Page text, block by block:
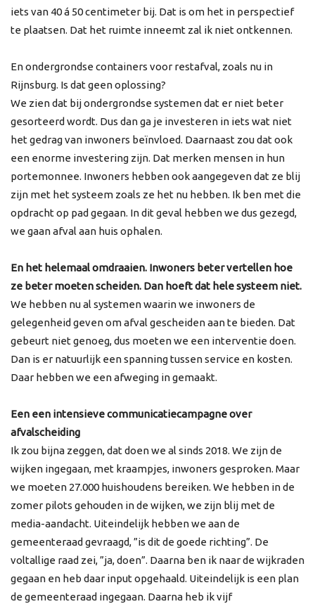
iets van 40 á 50 centimeter bij. Dat is om het in perspectief
te plaatsen. Dat het ruimte inneemt zal ik niet ontkennen.
En ondergrondse containers voor restafval, zoals nu in
Rijnsburg. Is dat geen oplossing?
We zien dat bij ondergrondse systemen dat er niet beter
gesorteerd wordt. Dus dan ga je investeren in iets wat niet
het gedrag van inwoners beïnvloed. Daarnaast zou dat ook
een enorme investering zijn. Dat merken mensen in hun
portemonnee. Inwoners hebben ook aangegeven dat ze blij
zijn met het systeem zoals ze het nu hebben. Ik ben met die
opdracht op pad gegaan. In dit geval hebben we dus gezegd,
we gaan afval aan huis ophalen.
En het helemaal omdraaien. Inwoners beter vertellen hoe
ze beter moeten scheiden. Dan hoeft dat hele systeem niet.
We hebben nu al systemen waarin we inwoners de
gelegenheid geven om afval gescheiden aan te bieden. Dat
gebeurt niet genoeg, dus moeten we een interventie doen.
Dan is er natuurlijk een spanning tussen service en kosten.
Daar hebben we een afweging in gemaakt.
Een een intensieve communicatiecampagne over
afvalscheiding
Ik zou bijna zeggen, dat doen we al sinds 2018. We zijn de
wijken ingegaan, met kraampjes, inwoners gesproken. Maar
we moeten 27.000 huishoudens bereiken. We hebben in de
zomer pilots gehouden in de wijken, we zijn blij met de
media-aandacht. Uiteindelijk hebben we aan de
gemeenteraad gevraagd, ”is dit de goede richting”. De
voltallige raad zei, ”ja, doen”. Daarna ben ik naar de wijkraden
gegaan en heb daar input opgehaald. Uiteindelijk is een plan
de gemeenteraad ingegaan. Daarna heb ik vijf